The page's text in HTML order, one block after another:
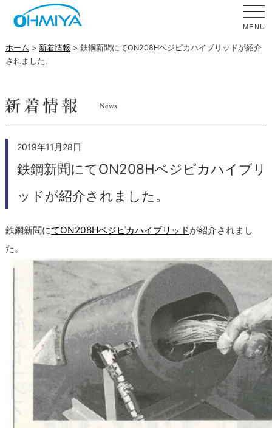
MENU
ホーム > 新着情報 > 鉄鋼新聞にてON208Hベジピカハイブリッドが紹介
されました。
2019年11月28日
鉄鋼新聞にてON208Hベジピカハイブリ
ッドが紹介されました。
鉄鋼新聞にてON208Hベジピカハイブリッドが紹介されまし
た。